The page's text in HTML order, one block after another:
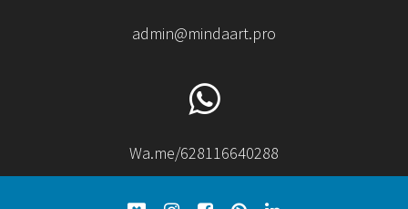
admin@mindaart.pro
Wa.me/628116640288